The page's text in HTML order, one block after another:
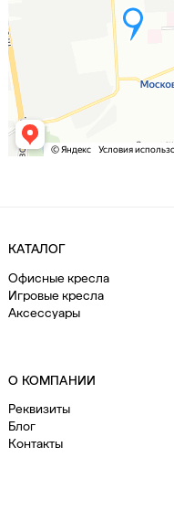
КАТАЛОГ
Офисные кресла
Игровые кресла
Аксессуары
О КОМПАНИИ
Реквизиты
Блог
Контакты